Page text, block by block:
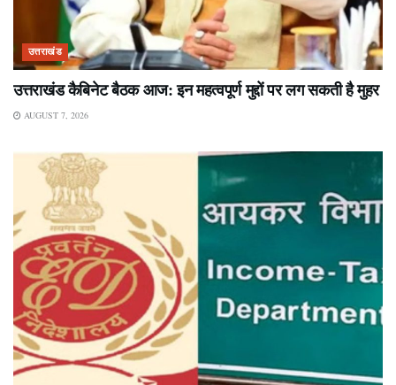
उत्तराखंड
उत्तराखंड कैबिनेट बैठक आज: इन महत्वपूर्ण मुद्दों पर लग सकती है मुहर
AUGUST 7, 2026